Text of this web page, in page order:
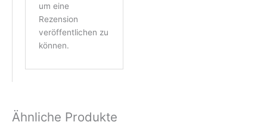
um eine
Rezension
veröffentlichen zu
können.
Ähnliche Produkte